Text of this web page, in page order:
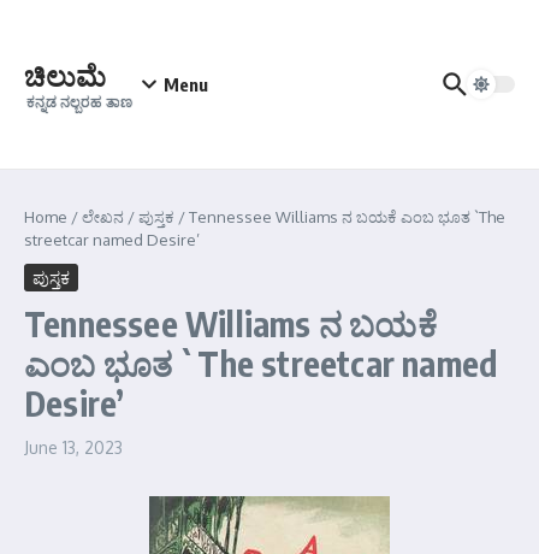
ಚಿಲುಮೆ
ಕನ್ನಡ ನಲ್ಬರಹ ತಾಣ
Menu
Home /ಲೇಖನ /ಪುಸ್ತಕ /Tennessee Williams ನ ಬಯಕೆ ಎಂಬ ಭೂತ `The
streetcar named Desire’
ಪುಸ್ತಕ
Tennessee Williams ನ ಬಯಕೆ
ಎಂಬ ಭೂತ `The streetcar named
Desire’
June 13, 2023